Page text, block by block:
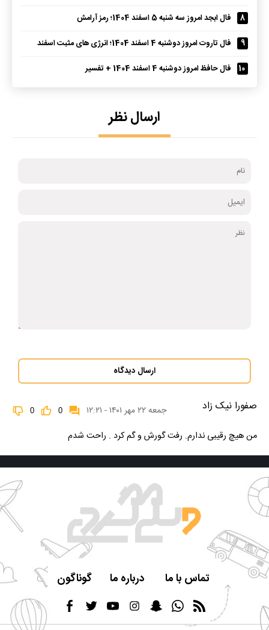
8
فال ابجد امروز سه شنبه 5 اسفند 1404؛ رمز آرامش
9
فال تاروت امروز دوشنبه 4 اسفند 1404؛ انرژی های مثبت اسفند
10
فال حافظ امروز دوشنبه 4 اسفند 1404 + تفسیر
ارسال نظر
ارسال دیدگاه
صفورا نیک زاد جمعه ۲۲ مهر ۱۴۰۱ - ۱۲:۲۱ 0
0
من هیچ رقیبی ندارم. رفت گورش و گم کرد . راحت شدم
تماس با ما درباره ما گوناگون